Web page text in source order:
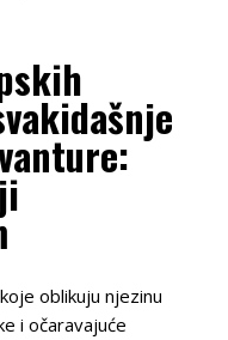
oblikuju njezinu
i očaravajuće